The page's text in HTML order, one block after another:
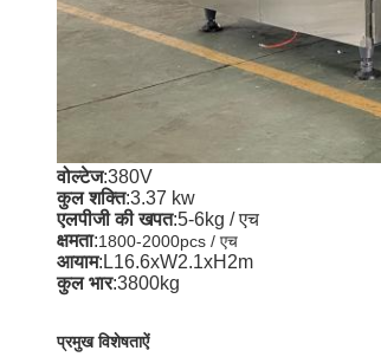
वोल्टेज:380V
कुल शक्ति:3.37 kw
एलपीजी की खपत:5-6kg / एच
क्षमता:1800-2000pcs / एच
आयाम: L16.6xW2.1xH2m
कुल भार:3800kg
प्रमुख विशेषताऐं